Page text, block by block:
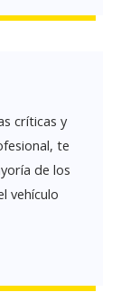
críticas y
te
de los
vehículo